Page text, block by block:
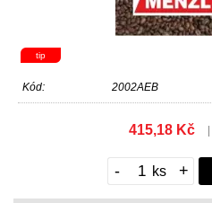
tip
Kód: 2002AEB
415,18 Kč
- +